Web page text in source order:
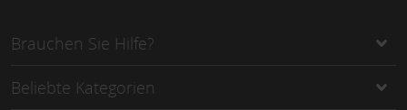
Brauchen Sie Hilfe?
Beliebte Kategorien